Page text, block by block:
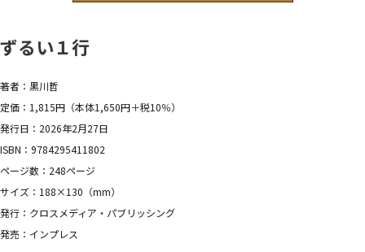
ずるい１行
著者：黒川哲
定価：1,815円（本体1,650円＋税10％）
発行日：2026年2月27日
ISBN：9784295411802
ページ数：248ページ
サイズ：188×130（mm）
発行：クロスメディア・パブリッシング
発売：インプレス